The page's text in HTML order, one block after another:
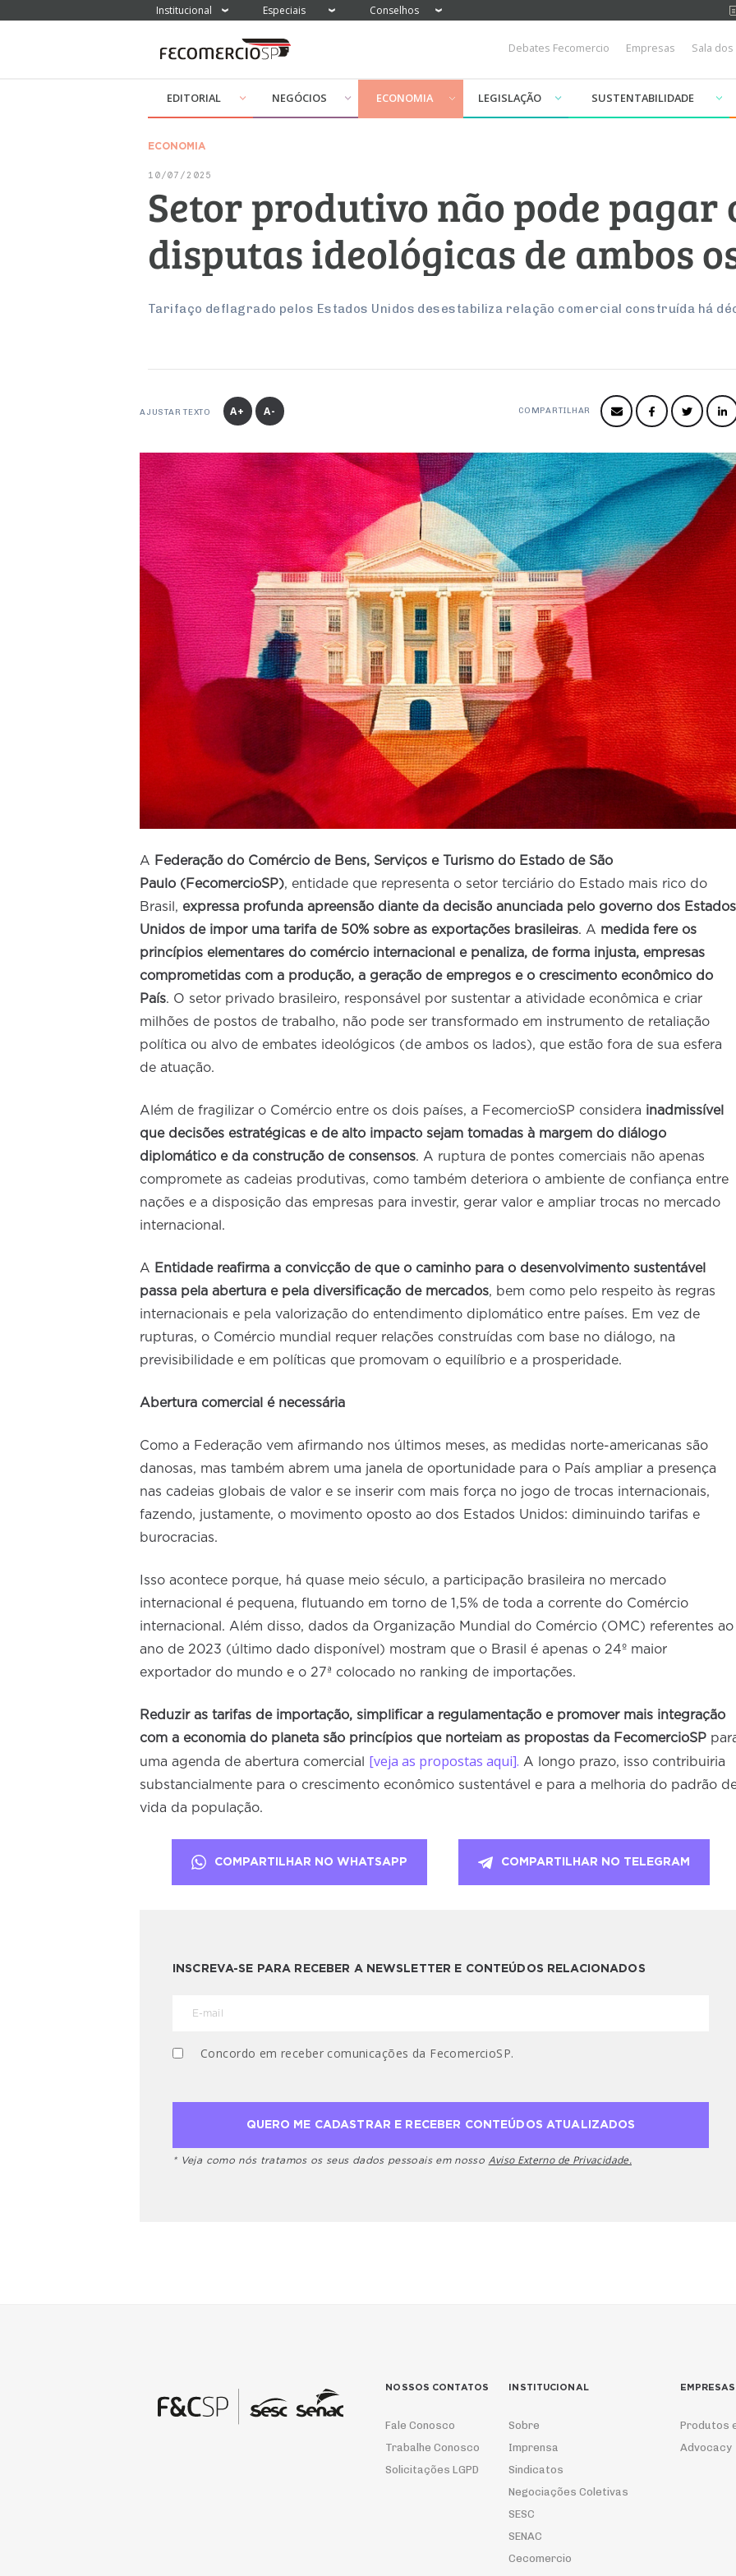
Institucional Especiais Conselhos
Debates Fecomercio Empresas Sala
EDITORIAL NEGÓCIOS ECONOMIA LEGISLAÇÃO SUSTENTABILIDADE
ECONOMIA
10/07/2025
Setor produtivo não pode pagar
disputas ideológicas de ambos
Tarifaço deflagrado pelos Estados Unidos desestabiliza relação comercial construída há
AJUSTAR TEXTO A+ A- COMPARTILHAR
A Federação do Comércio de Bens, Serviços e Turismo do Estado de São
Paulo (FecomercioSP), entidade que representa o setor terciário do Estado mais rico do
Brasil, expressa profunda apreensão diante da decisão anunciada pelo governo dos Estados
Unidos de impor uma tarifa de 50% sobre as exportações brasileiras. A medida fere os
princípios elementares do comércio internacional e penaliza, de forma injusta, empresas
comprometidas com a produção, a geração de empregos e o crescimento econômico do
País. O setor privado brasileiro, responsável por sustentar a atividade econômica e criar
milhões de postos de trabalho, não pode ser transformado em instrumento de retaliação
política ou alvo de embates ideológicos (de ambos os lados), que estão fora de sua esfera
de atuação.
Além de fragilizar o Comércio entre os dois países, a FecomercioSP considera inadmissível
que decisões estratégicas e de alto impacto sejam tomadas à margem do diálogo
diplomático e da construção de consensos. A ruptura de pontes comerciais não apenas
compromete as cadeias produtivas, como também deteriora o ambiente de confiança entre
nações e a disposição das empresas para investir, gerar valor e ampliar trocas no mercado
internacional.
A Entidade reafirma a convicção de que o caminho para o desenvolvimento sustentável
passa pela abertura e pela diversificação de mercados, bem como pelo respeito às regras
internacionais e pela valorização do entendimento diplomático entre países. Em vez de
rupturas, o Comércio mundial requer relações construídas com base no diálogo, na
previsibilidade e em políticas que promovam o equilíbrio e a prosperidade.
Abertura comercial é necessária
Como a Federação vem afirmando nos últimos meses, as medidas norte-americanas são
danosas, mas também abrem uma janela de oportunidade para o País ampliar a presença
nas cadeias globais de valor e se inserir com mais força no jogo de trocas internacionais,
fazendo, justamente, o movimento oposto ao dos Estados Unidos: diminuindo tarifas e
burocracias.
Isso acontece porque, há quase meio século, a participação brasileira no mercado
internacional é pequena, flutuando em torno de 1,5% de toda a corrente do Comércio
internacional. Além disso, dados da Organização Mundial do Comércio (OMC) referentes ao
ano de 2023 (último dado disponível) mostram que o Brasil é apenas o 24º maior
exportador do mundo e o 27ª colocado no ranking de importações.
Reduzir as tarifas de importação, simplificar a regulamentação e promover mais integração
com a economia do planeta são princípios que norteiam as propostas da FecomercioSP
uma agenda de abertura comercial [veja as propostas aqui]. A longo prazo, isso contribuiria
substancialmente para o crescimento econômico sustentável e para a melhoria do padrão
vida da população.
COMPARTILHAR NO WHATSAPP COMPARTILHAR NO TELEGRAM
INSCREVA-SE PARA RECEBER A NEWSLETTER E CONTEÚDOS RELACIONADOS
Concordo em receber comunicações da FecomercioSP.
* Veja como nós tratamos os seus dados pessoais em nosso Aviso Externo de Privacidade.
NOSSOS CONTATOS
Fale Conosco
Trabalhe Conosco
Solicitações LGPD
INSTITUCIONAL
Sobre
Imprensa
Sindicatos
Negociações Coletivas
SESC
SENAC
Cecomercio
EMPRESAS
Produtos
Advocacy